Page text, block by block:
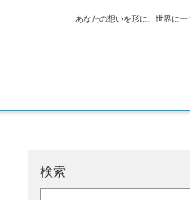
あなたの想いを形に、世界に
検索